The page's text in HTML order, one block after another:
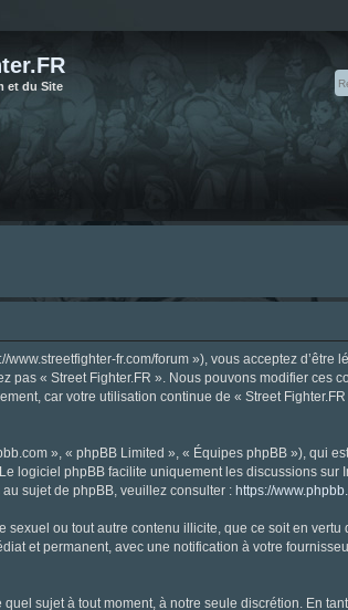
et du Site
fr.com/forum »), vous acceptez d’être
pas « Street Fighter.FR ». Nous pouvons modifier ces
car votre utilisation continue de « Street
», « phpBB Limited », « Équipes phpBB »), qui
logiciel phpBB facilite uniquement les discussions sur
sujet de phpBB, veuillez consulter : https://
ou tout autre contenu illicite, que ce soit en vertu
et permanent, avec une notification à votre
sujet à tout moment, à notre seule discrétion. En